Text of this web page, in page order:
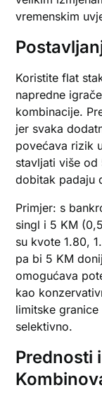
vremenskim
Koristite flat
napredne
kombinacije.
jer svaka
povećava rizik
stavljati više od
dobitak padaju
Primjer: s
singl i 5 KM
su kvote 1.80,
pa bi 5 KM
omogućava
kao
limitske
selektivno.
Prednosti